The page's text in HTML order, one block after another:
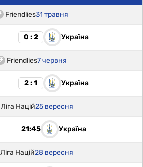
Friendlies31 травня
0 : 2 Україна
Friendlies7 червня
2 : 1 Україна
Ліга Націй25 вересня
21:45 Україна
Ліга Націй28 вересня